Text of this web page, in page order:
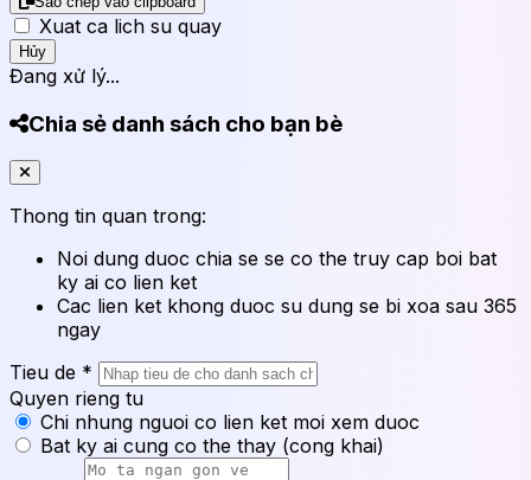
Xuat ca lich su quay
Hủy
Đang xử lý...
Chia sẻ danh sách cho bạn bè
Thong tin quan trong:
Noi dung duoc chia se se co the truy cap boi bat
ky ai co lien ket
Cac lien ket khong duoc su dung se bi xoa sau 365
ngay
Tieu de *
Quyen rieng tu
Chi nhung nguoi co lien ket moi xem duoc
Bat ky ai cung co the thay (cong khai)